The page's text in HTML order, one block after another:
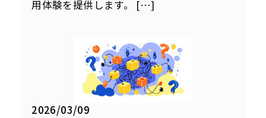
用体験を提供します。 […]
2026/03/09